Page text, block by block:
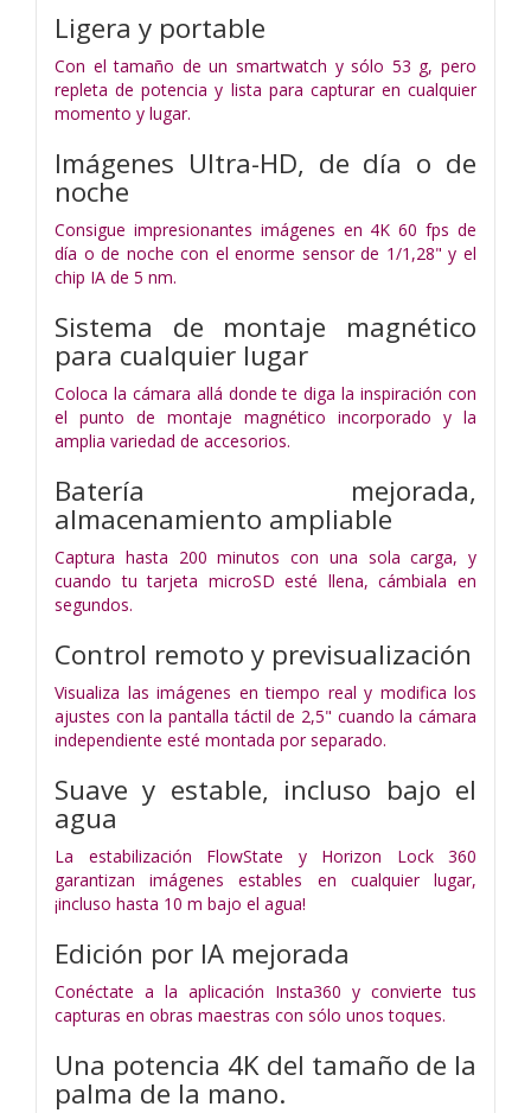
Ligera y portable
Con el tamaño de un smartwatch y sólo 53 g, pero
repleta de potencia y lista para capturar en cualquier
momento y lugar.
Imágenes Ultra-HD, de día o de
noche
Consigue impresionantes imágenes en 4K 60 fps de
día o de noche con el enorme sensor de 1/1,28" y el
chip IA de 5 nm.
Sistema de montaje magnético
para cualquier lugar
Coloca la cámara allá donde te diga la inspiración con
el punto de montaje magnético incorporado y la
amplia variedad de accesorios.
Batería mejorada,
almacenamiento ampliable
Captura hasta 200 minutos con una sola carga, y
cuando tu tarjeta microSD esté llena, cámbiala en
segundos.
Control remoto y previsualización
Visualiza las imágenes en tiempo real y modifica los
ajustes con la pantalla táctil de 2,5" cuando la cámara
independiente esté montada por separado.
Suave y estable, incluso bajo el
agua
La estabilización FlowState y Horizon Lock 360
garantizan imágenes estables en cualquier lugar,
¡incluso hasta 10 m bajo el agua!
Edición por IA mejorada
Conéctate a la aplicación Insta360 y convierte tus
capturas en obras maestras con sólo unos toques.
Una potencia 4K del tamaño de la
palma de la mano.